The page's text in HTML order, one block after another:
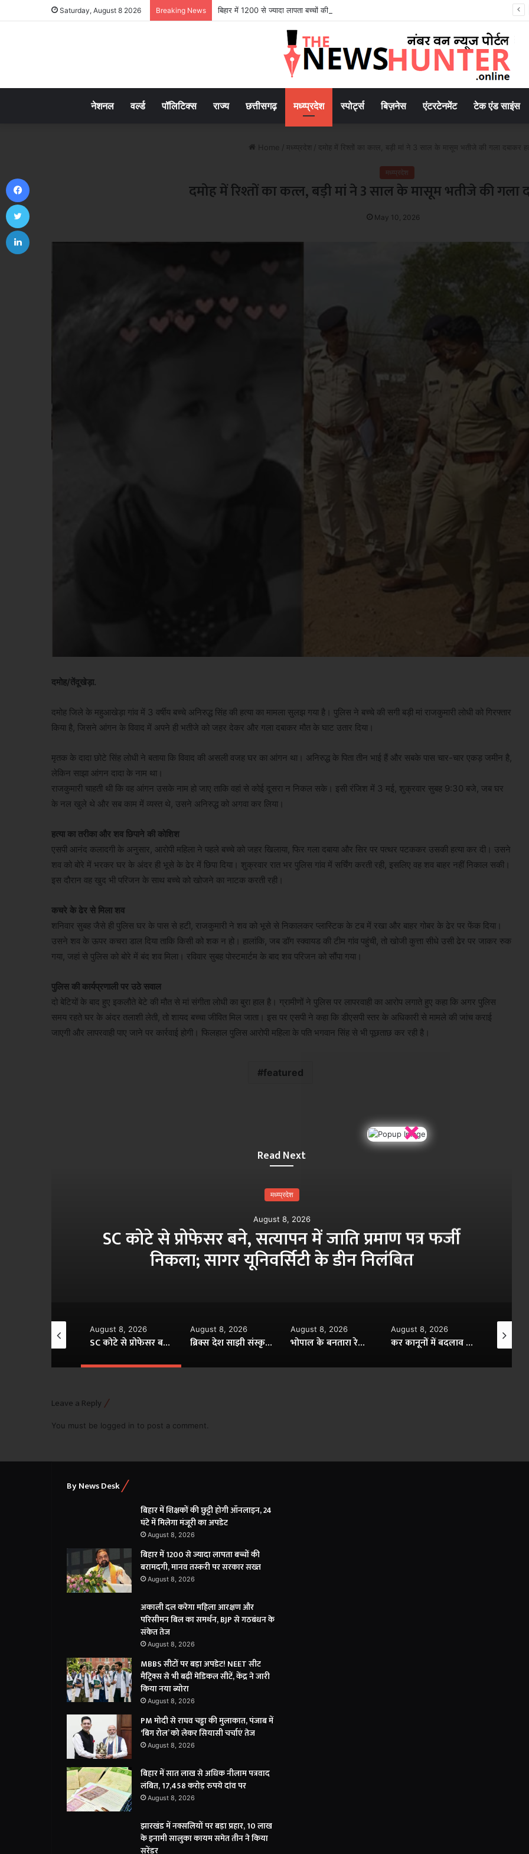
Saturday, August 8 2026 Breaking News बिहार में 1200 से ज्यादा लापता बच्चों की बरामदगी, मानव तस्करी पर सरकार सख्त
नेशनल वर्ल्ड पॉलिटिक्स राज्य छत्तीसगढ़ मध्य्प्रदेश स्पोर्ट्स बिज़नेस एंटरटेनमेंट टेक एंड साइंस
Home / मध्य्प्रदेश / दमोह में रिश्तों का कत्ल, बड़ी मां ने 3 साल के मासूम भतीजे की गला दबाकर
मध्य्प्रदेश
दमोह में रिश्तों का कत्ल, बड़ी मां ने 3 साल के मासूम भतीजे की गला
May 10, 2026
दमोह/तेंदूखेड़ा.
दमोह जिले के महुआखेड़ा गांव में 3 वर्षीय बच्चे अनिरुद्ध सिंह की हत्या का मामला सुलझ गया है। पुलिस ने बच्चे की सगी बड़ी मां राजकुमारी लोधी को गिरफ्तार
किया है, जिसने आंगन के विवाद में अपने ही भतीजे को जहर देकर और गला दबाकर मौत के घाट उतार दिया।
मृतक के दादा छोटे सिंह लोधी ने बताया कि विवाद की असली वजह घर का आंगन था। अनिरुद्ध के पिता तीन भाई हैं और सबके पास चार-चार एकड़ जमीन है,
लेकिन साझा आंगन दादा के नाम था।
राजकुमारी चाहती थी कि वह आंगन उसके नाम हो जाए ताकि वहां से कोई दूसरा न निकल सके। इसी रंजिश में 3 मई, शुक्रवार सुबह 9:30 बजे, जब घर
के नल खुले थे और सब काम में व्यस्त थे, उसने अनिरुद्ध को अगवा कर लिया।
हत्या का तरीका और शव छिपाने की कोशिश
एसपी आनंद कलादगी के अनुसार, आरोपी महिला ने पहले बच्चे को जहर खिलाया, फिर गला दबाया और सिर पर पत्थर पटककर उसकी हत्या कर दी। उसने
शव को बोरे में भरकर घर के अंदर ही भूसे के ढेर में छिपा दिया। शुक्रवार रात भर पुलिस गांव में सर्चिंग करती रही, इसलिए वह शव बाहर नहीं निकाल सकी।
इस दौरान वह खुद भी परिजन के साथ बच्चे को खोजने का नाटक करती रही।
कचरे के ढेर से मिला शव
शनिवार सुबह जैसे ही पुलिस घर के पास से हटी, राजकुमारी ने शव को भूसे से निकालकर प्लास्टिक के टब में रखा और बाहर गोबर के ढेर पर फेंक दिया।
उसने शव के ऊपर कचरा डाल दिया ताकि किसी को शक न हो। हालांकि, जब डॉग स्क्वायड की टीम गांव पहुंची, तो खोजी कुत्ता सीधे उसी ढेर पर जाकर रुक
गया, जहां से पुलिस को बोरे में बंद शव मिला। रविवार सुबह पोस्टमार्टम के बाद शव परिजन को सौंपा गया।
पुलिस की कार्यप्रणाली पर उठे सवाल
दो बेटियों के बाद हुए इकलौते बेटे की मौत से मां संगीता लोधी का बुरा हाल है। ग्रामीणों ने पुलिस पर लापरवाही का आरोप लगाते हुए कहा कि अगर पुलिस
समय रहते घर के अंदर तलाशी लेती, तो शायद बच्चा जीवित मिल जाता। इस पर एसपी ने कहा कि डीएसपी स्तर के अधिकारी से मामले की जांच कराई
जाएगी और लापरवाही पाए जाने पर कार्रवाई होगी। फिलहाल पुलिस आरोपी महिला के पति भगवान सिंह से भी पूछताछ कर रही है।
featured
Read Next
मध्य्प्रदेश
August 8, 2026
SC कोटे से प्रोफेसर बने, सत्यापन में जाति प्रमाण पत्र फर्जी
निकला; सागर यूनिवर्सिटी के डीन निलंबित
August 8, 2026
SC कोटे से प्रोफेसर बने, सत्यापन में जाति प्रमाण पत्र फर्जी निकला; सागर यूनिवर्सिटी के डीन निलंबित
August 8, 2026
ब्रिक्स देश साझी संस्कृति, शांति और पारस्परिक सम्मान के सूत्र से बंधे हैं: केंद्रीय मंत्री शेखावत
August 8, 2026
भोपाल के बनतारा रेस्टोरेंट में अवैध शराब का खेल, आबकारी टीम की दबिश में 100 लीटर मदिरा जब्त
August 8, 2026
कर कानूनों में बदलाव पर भोपाल में राष्ट्रीय मंथन, 600 से अधिक सीए हुए शामिल
Leave a Reply
You must be logged in to post a comment.
×
By News Desk
बिहार में शिक्षकों की छुट्टी होगी ऑनलाइन, 24
घंटे में मिलेगा मंजूरी का अपडेट
August 8, 2026
बिहार में 1200 से ज्यादा लापता बच्चों की
बरामदगी, मानव तस्करी पर सरकार सख्त
August 8, 2026
अकाली दल करेगा महिला आरक्षण और
परिसीमन बिल का समर्थन, BJP से गठबंधन के
संकेत तेज
August 8, 2026
MBBS सीटों पर बड़ा अपडेट! NEET सीट
मैट्रिक्स से भी बढ़ीं मेडिकल सीटें, केंद्र ने जारी
किया नया ब्योरा
August 8, 2026
PM मोदी से राघव चड्ढा की मुलाकात, पंजाब में
‘बिग रोल’ को लेकर सियासी चर्चाएं तेज
August 8, 2026
बिहार में सात लाख से अधिक नीलाम पत्रवाद
लंबित, 17,458 करोड़ रुपये दांव पर
August 8, 2026
झारखंड में नक्सलियों पर बड़ा प्रहार, 10 लाख
के इनामी सालुका कायम समेत तीन ने किया
सरेंडर